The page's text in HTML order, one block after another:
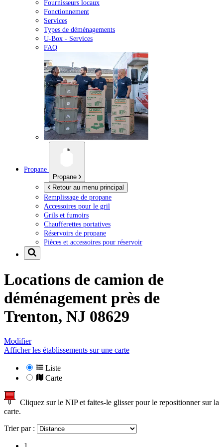
Fournisseurs locaux
Fonctionnement
Services
Types de déménagements
U-Box - Services
FAQ
Propane
Propane
Retour au menu principal
Remplissage de propane
Accessoires pour le gril
Grils et fumoirs
Chaufferettes portatives
Réservoirs de propane
Pièces et accessoires pour réservoir
Locations de camion de
déménagement près de
Trenton, NJ 08629
Modifier
Afficher les établissements sur une carte
Liste
Carte
Cliquez sur le NIP et faites-le glisser pour le repositionner sur la
carte.
Trier par :